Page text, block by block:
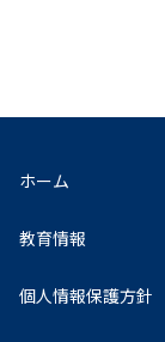
ホーム
教育情報
個人情報保護方針